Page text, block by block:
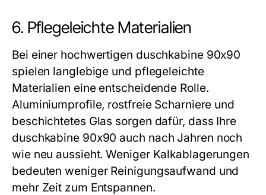
6. Pflegeleichte Materialien
Bei einer hochwertigen duschkabine 90x90
spielen langlebige und pflegeleichte
Materialien eine entscheidende Rolle.
Aluminiumprofile, rostfreie Scharniere und
beschichtetes Glas sorgen dafür, dass Ihre
duschkabine 90x90 auch nach Jahren noch
wie neu aussieht. Weniger Kalkablagerungen
bedeuten weniger Reinigungsaufwand und
mehr Zeit zum Entspannen.